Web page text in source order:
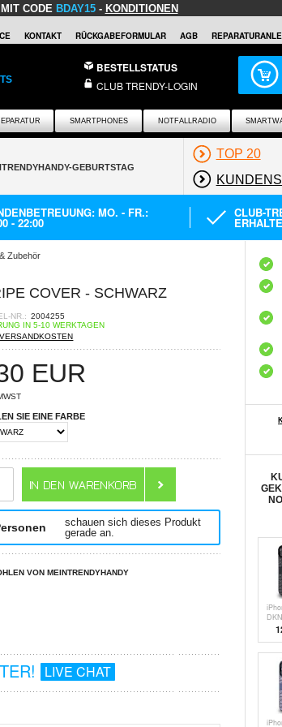
CODE BDAY15- KONDITIONEN
KONTAKT RÜCKGABEFORMULAR AGB
BESTELLSTATUS
CLUB TRENDY-LOGIN
SMARTPHONES NOTFALLRADIO
TOP 20
MO. - FR.:
- 22:00
CLUB-
Zubehör
COVER - SCHWARZ
NR.: 2004255
IN 5-10 WERKTAGEN
EUR
SIE EINE FARBE
schauen sich dieses Produkt
gerade an.
VON MEINTRENDYHANDY
LIVE CHAT